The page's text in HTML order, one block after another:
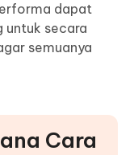
dapat
untuk secara
semuanya
Cara